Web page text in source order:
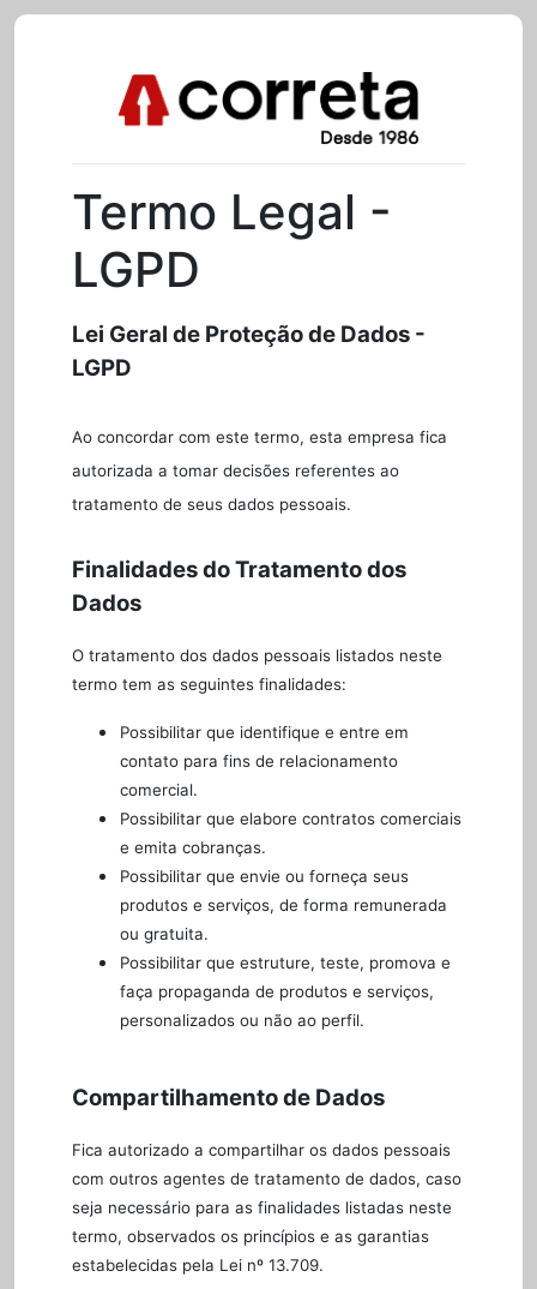
Termo Legal -
LGPD
Lei Geral de Proteção de Dados -
LGPD
Ao concordar com este termo, esta empresa fica
autorizada a tomar decisões referentes ao
tratamento de seus dados pessoais.
Finalidades do Tratamento dos
Dados
O tratamento dos dados pessoais listados neste
termo tem as seguintes finalidades:
Possibilitar que identifique e entre em
contato para fins de relacionamento
comercial.
Possibilitar que elabore contratos comerciais
e emita cobranças.
Possibilitar que envie ou forneça seus
produtos e serviços, de forma remunerada
ou gratuita.
Possibilitar que estruture, teste, promova e
faça propaganda de produtos e serviços,
personalizados ou não ao perfil.
Compartilhamento de Dados
Fica autorizado a compartilhar os dados pessoais
com outros agentes de tratamento de dados, caso
seja necessário para as finalidades listadas neste
termo, observados os princípios e as garantias
estabelecidas pela Lei nº 13.709.